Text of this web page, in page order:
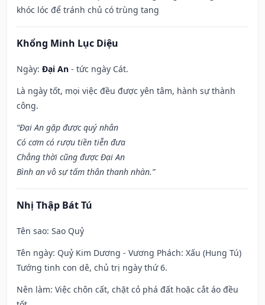
khóc lóc để tránh chủ có trùng tang
Khổng Minh Lục Diệu
Ngày: Đại An - tức ngày Cát.
Là ngày tốt, mọi việc đều được yên tâm, hành sự thành
công.
“Đại An gặp được quý nhân
Có cơm có rượu tiền tiễn đưa
Chẳng thời cũng được Đại An
Bình an vô sự tấm thân thanh nhàn.”
Nhị Thập Bát Tú
Tên sao: Sao Quỷ
Tên ngày: Quỷ Kim Dương - Vương Phách: Xấu (Hung Tú)
Tướng tinh con dê, chủ trị ngày thứ 6.
Nên làm: Việc chôn cất, chặt cỏ phá đất hoặc cắt áo đều